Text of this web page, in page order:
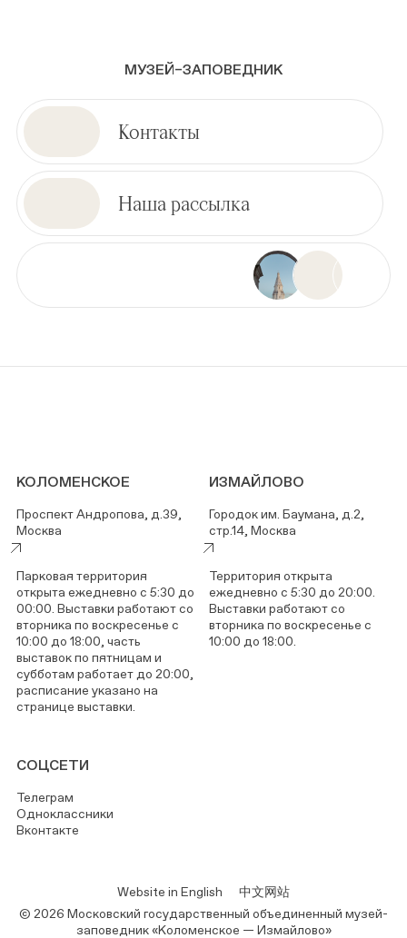
МУЗЕЙ–ЗАПОВЕДНИК
Контакты
Наша рассылка
КОЛОМЕНСКОЕ
Проспект Андропова, д.39,
Москва
Парковая территория
открыта ежедневно с 5:30 до
00:00. Выставки работают со
вторника по воскресенье с
10:00 до 18:00, часть
выставок по пятницам и
субботам работает до 20:00,
расписание указано на
странице выставки.
ИЗМАЙЛОВО
Городок им. Баумана, д.2,
стр.14, Москва
Территория открыта
ежедневно с 5:30 до 20:00.
Выставки работают со
вторника по воскресенье с
10:00 до 18:00.
СОЦСЕТИ
Телеграм
Одноклассники
Вконтакте
Website in English
中文网站
© 2026 Московский государственный объединенный музей-
заповедник «Коломенское — Измайлово»